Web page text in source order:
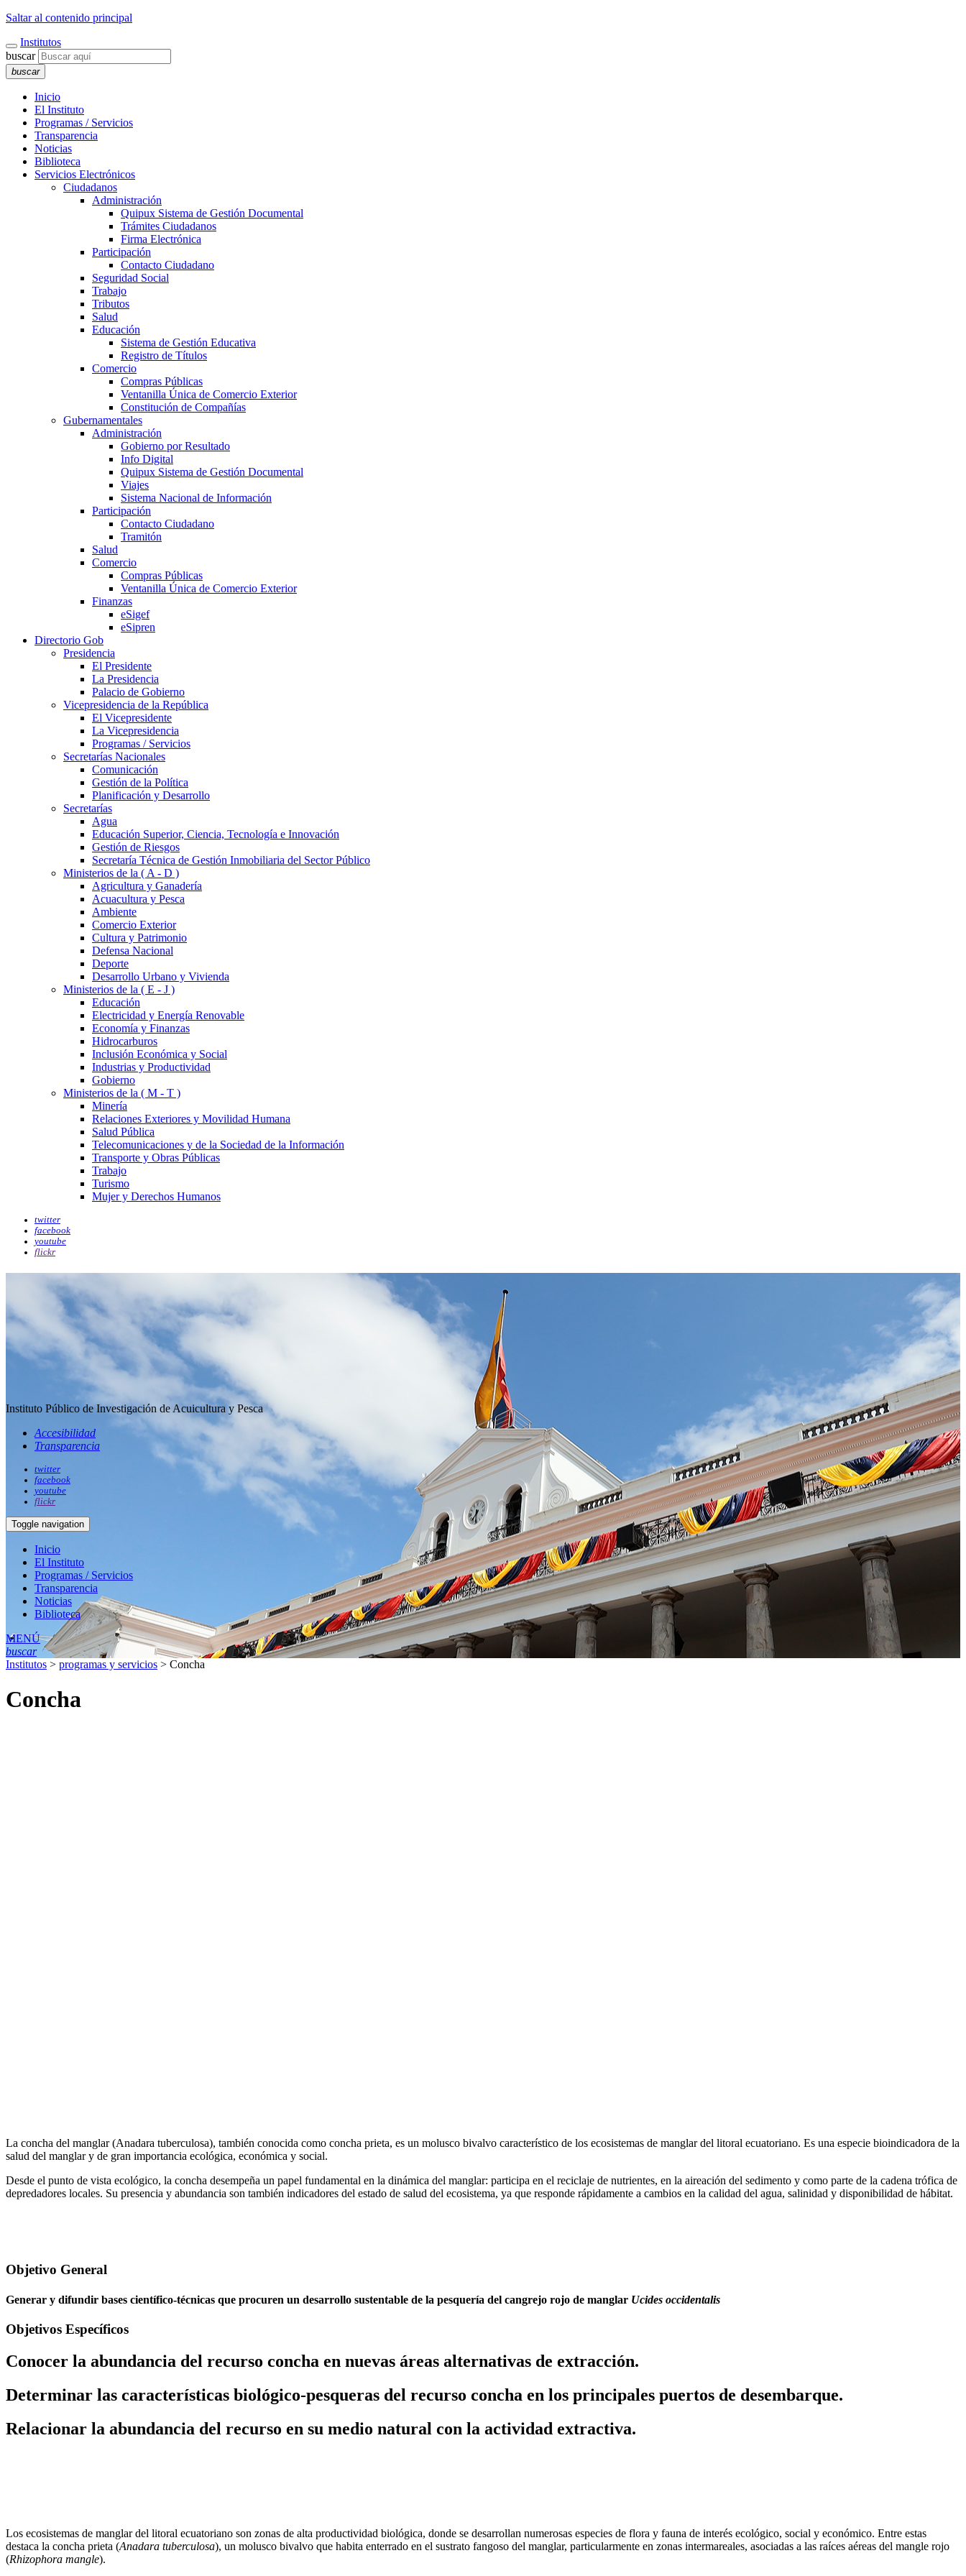
Saltar al contenido principal
Institutos
buscar
buscar
Inicio
El Instituto
Programas / Servicios
Transparencia
Noticias
Biblioteca
Servicios Electrónicos
Ciudadanos
Administración
Quipux Sistema de Gestión Documental
Trámites Ciudadanos
Firma Electrónica
Participación
Contacto Ciudadano
Seguridad Social
Trabajo
Tributos
Salud
Educación
Sistema de Gestión Educativa
Registro de Títulos
Comercio
Compras Públicas
Ventanilla Única de Comercio Exterior
Constitución de Compañías
Gubernamentales
Administración
Gobierno por Resultado
Info Digital
Quipux Sistema de Gestión Documental
Viajes
Sistema Nacional de Información
Participación
Contacto Ciudadano
Tramitón
Salud
Comercio
Compras Públicas
Ventanilla Única de Comercio Exterior
Finanzas
eSigef
eSipren
Directorio Gob
Presidencia
El Presidente
La Presidencia
Palacio de Gobierno
Vicepresidencia de la República
El Vicepresidente
La Vicepresidencia
Programas / Servicios
Secretarías Nacionales
Comunicación
Gestión de la Política
Planificación y Desarrollo
Secretarías
Agua
Educación Superior, Ciencia, Tecnología e Innovación
Gestión de Riesgos
Secretaría Técnica de Gestión Inmobiliaria del Sector Público
Ministerios de la ( A - D )
Agricultura y Ganadería
Acuacultura y Pesca
Ambiente
Comercio Exterior
Cultura y Patrimonio
Defensa Nacional
Deporte
Desarrollo Urbano y Vivienda
Ministerios de la ( E - J )
Educación
Electricidad y Energía Renovable
Economía y Finanzas
Hidrocarburos
Inclusión Económica y Social
Industrias y Productividad
Gobierno
Ministerios de la ( M - T )
Minería
Relaciones Exteriores y Movilidad Humana
Salud Pública
Telecomunicaciones y de la Sociedad de la Información
Transporte y Obras Públicas
Trabajo
Turismo
Mujer y Derechos Humanos
twitter
facebook
youtube
flickr
Instituto Público de Investigación de Acuicultura y Pesca
Accesibilidad
Transparencia
twitter
facebook
youtube
flickr
Toggle navigation
Inicio
El Instituto
Programas / Servicios
Transparencia
Noticias
Biblioteca
MENÚ
buscar
Institutos > programas y servicios > Concha
Concha
La concha del manglar (Anadara tuberculosa), también conocida como concha prieta, es un molusco bivalvo característico de los ecosistemas de manglar del litoral ecuatoriano. Es una especie bioindicadora de la
salud del manglar y de gran importancia ecológica, económica y social.
Desde el punto de vista ecológico, la concha desempeña un papel fundamental en la dinámica del manglar: participa en el reciclaje de nutrientes, en la aireación del sedimento y como parte de la cadena trófica de
depredadores locales. Su presencia y abundancia son también indicadores del estado de salud del ecosistema, ya que responde rápidamente a cambios en la calidad del agua, salinidad y disponibilidad de hábitat.
Objetivo General
Generar y difundir bases científico-técnicas que procuren un desarrollo sustentable de la pesquería del cangrejo rojo de manglar Ucides occidentalis
Objetivos Específicos
Conocer la abundancia del recurso concha en nuevas áreas alternativas de extracción.
Determinar las características biológico-pesqueras del recurso concha en los principales puertos de desembarque.
Relacionar la abundancia del recurso en su medio natural con la actividad extractiva.
Los ecosistemas de manglar del litoral ecuatoriano son zonas de alta productividad biológica, donde se desarrollan numerosas especies de flora y fauna de interés ecológico, social y económico. Entre estas
destaca la concha prieta (Anadara tuberculosa), un molusco bivalvo que habita enterrado en el sustrato fangoso del manglar, particularmente en zonas intermareales, asociadas a las raíces aéreas del mangle rojo
(Rhizophora mangle).